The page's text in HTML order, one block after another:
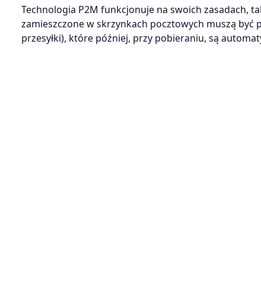
Technologia P2M funkcjonuje na swoich zasadach,
zamieszczone w skrzynkach pocztowych muszą
przesyłki), które później, przy pobieraniu, są